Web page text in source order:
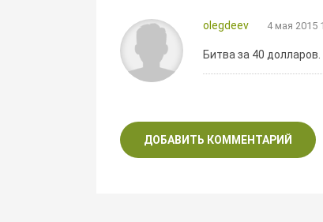
olegdeev 4 мая 2015
Битва за 40
ДОБАВИТЬ КОММЕНТАРИЙ